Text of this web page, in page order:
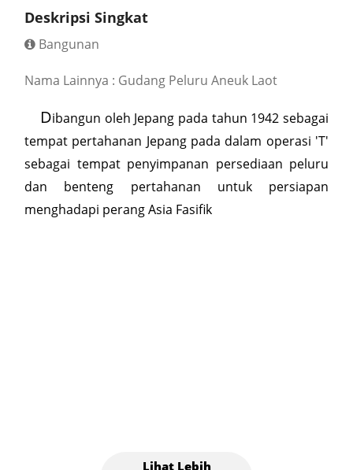
Deskripsi Singkat
Bangunan
Nama Lainnya : Gudang Peluru Aneuk Laot
Dibangun oleh Jepang pada tahun 1942 sebagai
tempat pertahanan Jepang pada dalam operasi 'T'
sebagai tempat penyimpanan persediaan peluru
dan benteng pertahanan untuk persiapan
menghadapi perang Asia Fasifik